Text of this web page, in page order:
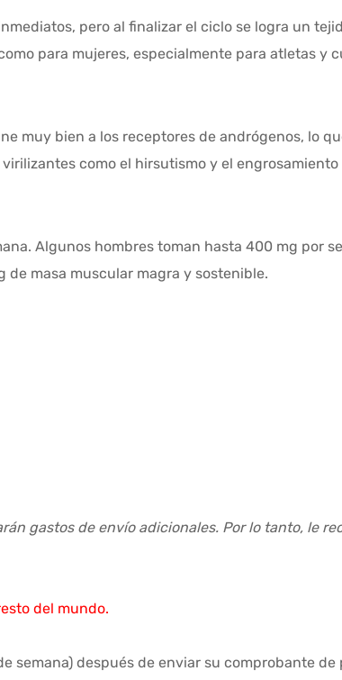
pero al finalizar el ciclo se logra un
para mujeres, especialmente para atletas y
muy bien a los receptores de andrógenos, lo
como el hirsutismo y el
Algunos hombres toman hasta 400 mg por
de masa muscular magra y sostenible.
gastos de envío adicionales. Por lo tanto, le
del mundo.
semana) después de enviar su comprobante de